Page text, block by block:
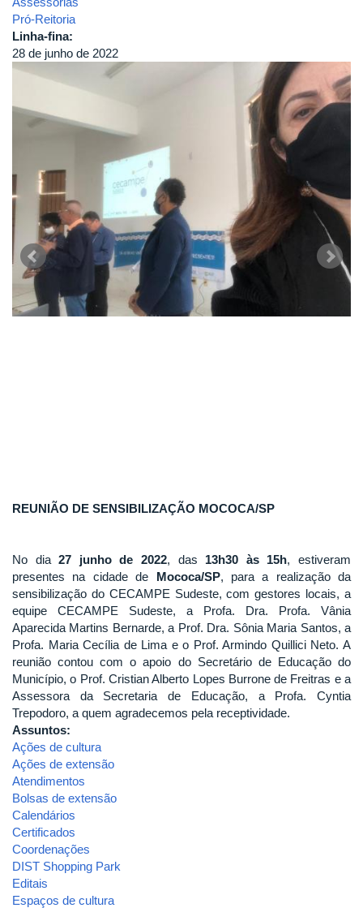
Pró-Reitoria
Linha-fina:
28 de junho de 2022
REUNIÃO DE SENSIBILIZAÇÃO MOCOCA/SP
No dia27 junho de 2022, das 13h30 às 15h, estiveram
presentes na cidade de Mococa/SP, para a realização da
sensibilização do CECAMPE Sudeste, com gestores locais, a
equipe CECAMPE Sudeste, a Profa. Dra. Profa. Vânia
Aparecida Martins Bernarde, a Prof. Dra. Sônia Maria Santos, a
Profa. Maria Cecília de Lima e o Prof. Armindo Quillici Neto. A
reunião contou com o apoio do Secretário de Educação do
Município, o Prof. Cristian Alberto Lopes Burrone de Freitras e a
Assessora da Secretaria de Educação, a Profa. Cyntia
Trepodoro, a quem agradecemos pela receptividade.
Assuntos:
Ações de cultura
Ações de extensão
Atendimentos
Bolsas de extensão
Calendários
Certificados
Coordenações
DIST Shopping Park
Editais
Espaços de cultura